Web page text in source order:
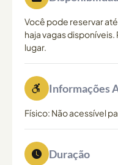
Você pode reservar
haja vagas
lugar.
Informações
Físico: Não acessível
Duração